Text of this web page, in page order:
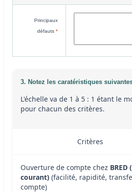
Principaux
défauts *
3. Notez les caratéristiques
L'échelle va de 1 à 5 : 1 étant le
pour chacun des critères.
Critères
Ouverture de compte chez
courant) (facilité, rapidité,
compte)